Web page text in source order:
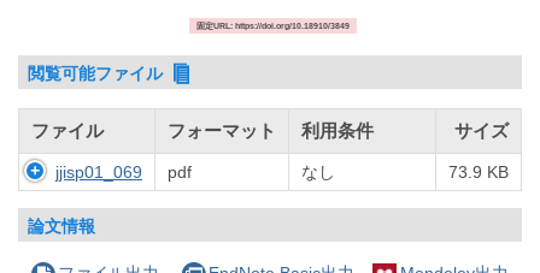
固定URL: https://doi.org/10.18910/3849
閲覧可能ファイル
ファイル フォーマット 利用条件 サイズ
jjisp01_069 pdf なし 73.9 KB
論文情報